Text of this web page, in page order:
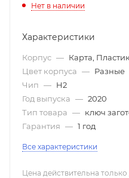
Нет в наличии
Характеристики
Корпус — Карта, Пластик
Цвет корпуса — Разные
Чип — H2
Год выпуска — 2020
Тип товара — ключ
Гарантия — 1 год
Все характеристики
Цена действительна